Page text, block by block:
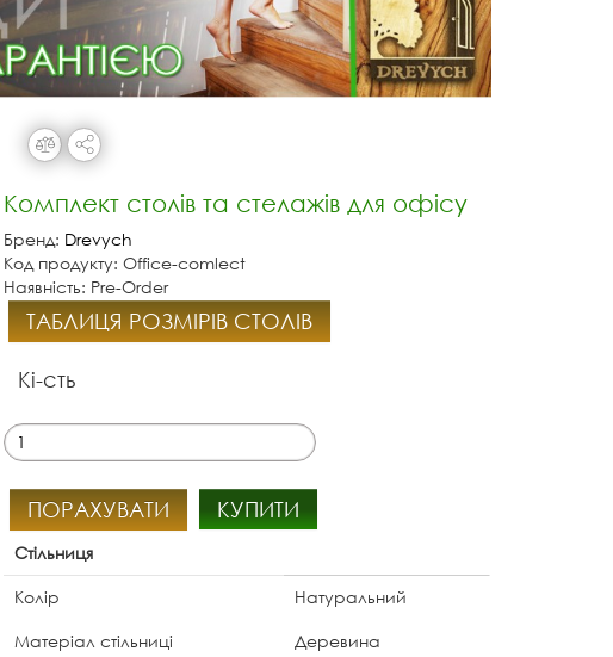
Комплект столів та стелажів для офісу
Бренд: Drevych
Код продукту: Office-comlect
Наявність: Pre-Order
ТАБЛИЦЯ РОЗМІРІВ СТОЛІВ
Кі-сть
ПОРАХУВАТИ КУПИТИ
Стільниця
Колір
Натуральний
Матеріал стільниці
Деревина